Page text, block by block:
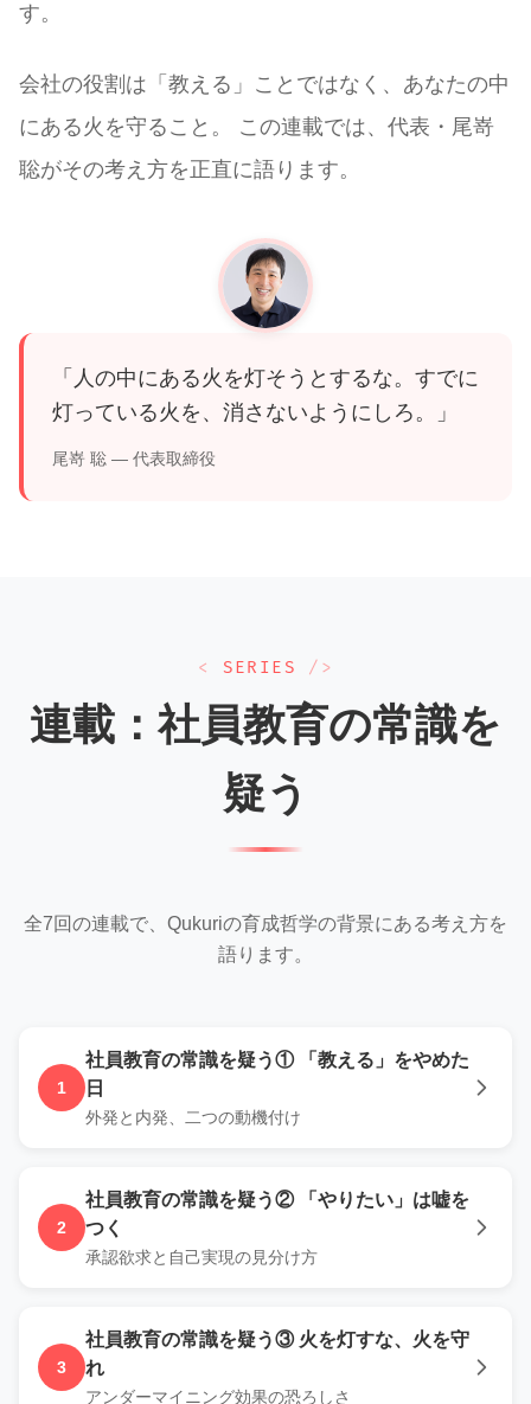
す。
会社の役割は「教える」ことではなく、あなたの中
にある火を守ること。 この連載では、代表・尾嵜
聡がその考え方を正直に語ります。
「人の中にある火を灯そうとするな。すでに
灯っている火を、消さないようにしろ。」
尾嵜 聡 — 代表取締役
SERIES
連載：社員教育の常識を
疑う
全7回の連載で、Qukuriの育成哲学の背景にある考え方を
語ります。
1
社員教育の常識を疑う①
「教える」をやめた
日
外発と内発、二つの動機付け
2
社員教育の常識を疑う②
「やりたい」は嘘を
つく
承認欲求と自己実現の見分け方
3
社員教育の常識を疑う③ 火を灯すな、火を守
れ
アンダーマイニング効果の恐ろしさ